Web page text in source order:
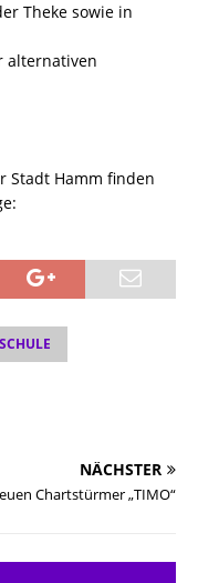
Theke sowie in
alternativen
Stadt Hamm finden
NÄCHSTER
Chartstürmer „TIMO“